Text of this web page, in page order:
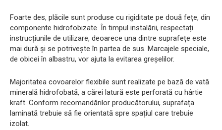
Foarte des, plăcile sunt produse cu rigiditate pe două fețe, din
componente hidrofobizate. În timpul instalării, respectați
instrucțiunile de utilizare, deoarece una dintre suprafețe este
mai dură și se potrivește în partea de sus. Marcajele speciale,
de obicei în albastru, vor ajuta la evitarea greșelilor.
Majoritatea covoarelor flexibile sunt realizate pe bază de vată
minerală hidrofobată, a cărei latură este perforată cu hârtie
kraft. Conform recomandărilor producătorului, suprafața
laminată trebuie să fie orientată spre spațiul care trebuie
izolat.